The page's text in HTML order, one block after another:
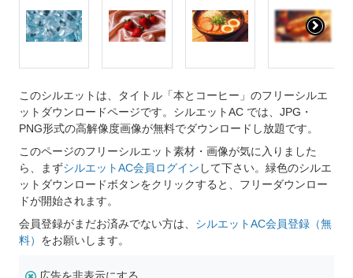
このシルエットは、タイトル「本とコーヒー」のフリーシルエ
ットダウンロードページです。シルエットAC では、JPG・
PNG形式の高解像度画像が無料でダウンロードし放題です。
このページのフリーシルエット素材・画像が気に入りました
ら、まずシルエットAC会員ログイン して下さい。緑色のシルエ
ットダウンロードボタンをクリックすると、フリーダウンロー
ドが開始されます。
会員登録がまだお済みでない方は、 シルエットAC会員登録（無
料） をお願いします。